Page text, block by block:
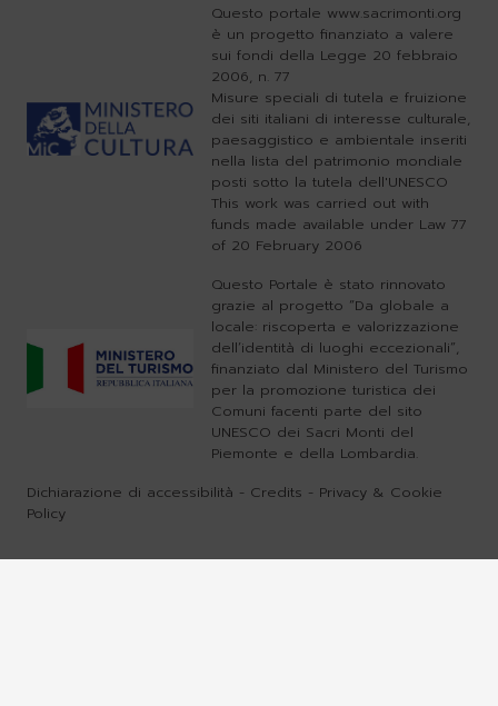
Questo portale www.sacrimonti.org
è un progetto finanziato a valere
sui fondi della Legge 20 febbraio
2006, n. 77
Misure speciali di tutela e fruizione
dei siti italiani di interesse culturale,
paesaggistico e ambientale inseriti
nella lista del patrimonio mondiale
posti sotto la tutela dell'UNESCO
This work was carried out with
funds made available under Law 77
of 20 February 2006
Questo Portale è stato rinnovato
grazie al progetto “Da globale a
locale: riscoperta e valorizzazione
dell’identità di luoghi eccezionali”,
finanziato dal Ministero del Turismo
per la promozione turistica dei
Comuni facenti parte del sito
UNESCO dei Sacri Monti del
Piemonte e della Lombardia.
Dichiarazione di accessibilità - Credits - Privacy & Cookie
Policy